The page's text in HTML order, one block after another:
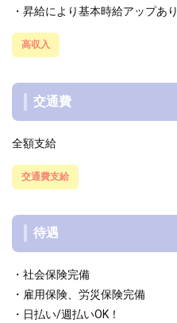
・昇給により基本時給アップあり
高収入
交通費
全額支給
交通費支給
待遇
・社会保険完備
・雇用保険、労災保険完備
・日払い/週払いOK！